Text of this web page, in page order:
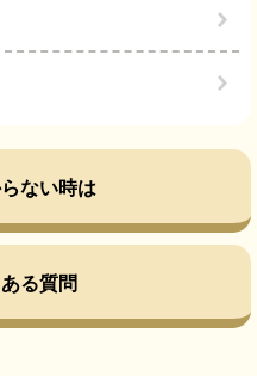
ない時は
る質問